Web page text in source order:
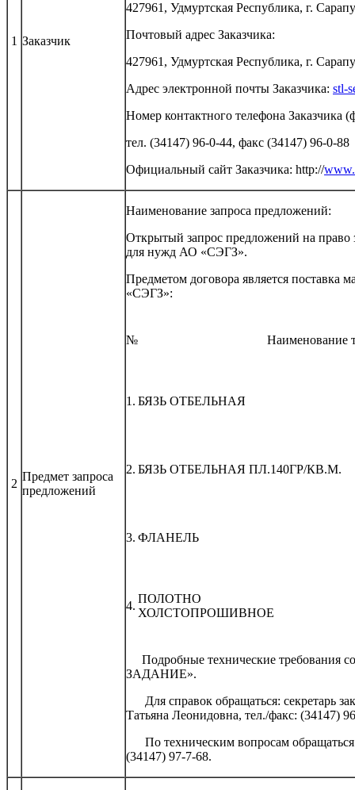
1 Заказчик
427961, Удмуртская Республика, г.
Почтовый адрес Заказчика:
427961, Удмуртская Республика, г.
Адрес электронной почты Заказчика: stl-
Номер контактного телефона Заказчика
тел. (34147) 96-0-44, факс (34147) 96-0-88
Официальный сайт Заказчика: http://
2
Предмет запроса
предложений
Наименование запроса предложений:
Открытый запрос предложений на право
для нужд АО «СЭГЗ».
Предметом договора является
«СЭГЗ»:
№ Наименование
1. БЯЗЬ ОТБЕЛЬНАЯ
2. БЯЗЬ ОТБЕЛЬНАЯ ПЛ.140ГР/КВ.М.
3. ФЛАНЕЛЬ
4.
ПОЛОТНО
Подробные технические требования
ЗАДАНИЕ».
Для справок обращаться: секретарь
Татьяна Леонидовна, тел./факс: (34147)
По техническим вопросам
(34147) 97-7-68.